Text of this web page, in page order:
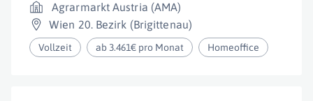
Agrarmarkt Austria (AMA)
Wien 20. Bezirk (Brigittenau)
Vollzeit ab 3.461€ pro Monat Homeoffice